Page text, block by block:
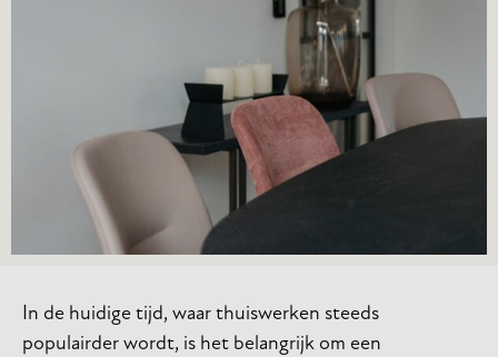
In de huidige tijd, waar thuiswerken steeds
populairder wordt, is het belangrijk om een